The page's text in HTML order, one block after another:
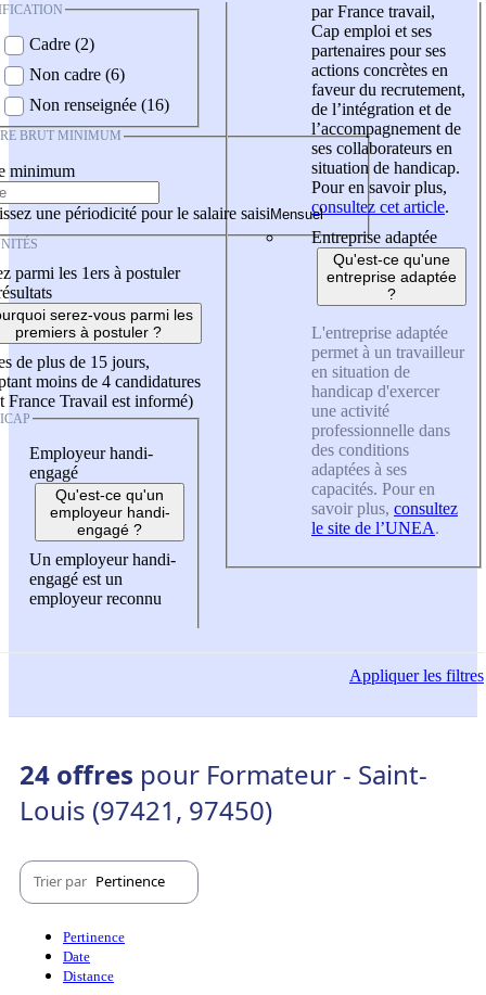
Cadre (2)
Non cadre (6)
Non renseignée (16)
BRUT MINIMUM
minimum
une périodicité pour le salaire saisi
parmi les 1ers à postuler
serez-vous parmi les
premiers à postuler ?
de plus de 15 jours,
moins de 4 candidatures
France Travail est informé)
Employeur handi-
engagé
Qu'est-ce qu'un
employeur handi-
engagé ?
Un employeur handi-
engagé est un
employeur reconnu
par France travail,
Cap emploi et ses
partenaires pour ses
actions concrètes en
faveur du recrutement,
de l’intégration et de
l’accompagnement de
ses collaborateurs en
situation de handicap.
Pour en savoir plus,
consultez cet article.
Entreprise adaptée
Qu'est-ce qu'une
entreprise adaptée
?
L'entreprise adaptée
permet à un travailleur
en situation de
handicap d'exercer
une activité
professionnelle dans
des conditions
adaptées à ses
capacités. Pour en
savoir plus, consultez
le site de l’UNEA.
Appliquerles filtres
24 offres pour Formateur - Saint-
Louis (97421, 97450)
Trier par Pertinence
Pertinence
Date
Distance